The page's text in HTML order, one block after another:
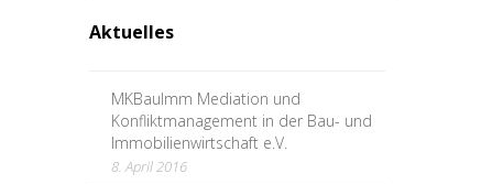
Aktuelles
MKBauImm Mediation und
Konfliktmanagement in der Bau- und
Immobilienwirtschaft e.V.
8. April 2016